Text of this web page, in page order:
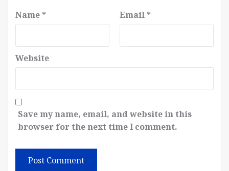
Name * Email *
Website
Save my name, email, and website in this
browser for the next time I comment.